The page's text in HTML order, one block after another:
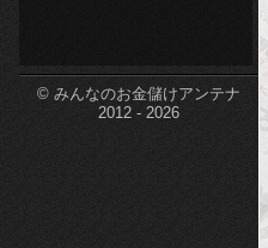
© みんなのお金儲けアンテナ
2012 - 2026